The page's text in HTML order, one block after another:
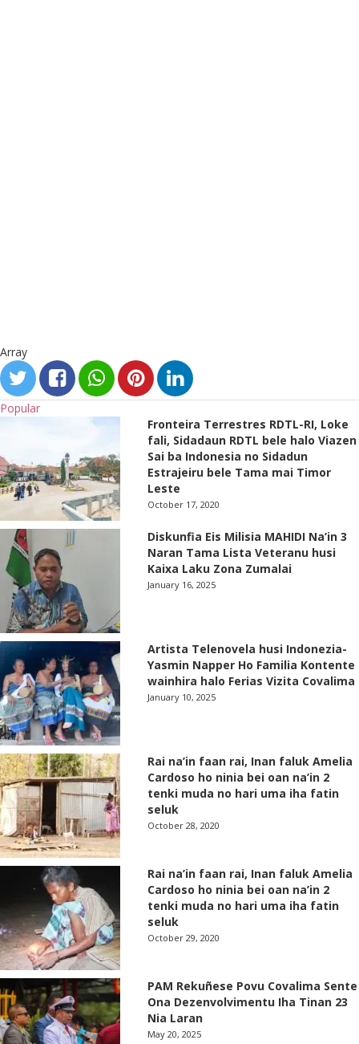
Array
Popular
Fronteira Terrestres RDTL-RI, Loke
fali, Sidadaun RDTL bele halo Viazen
Sai ba Indonesia no Sidadun
Estrajeiru bele Tama mai Timor
Leste
October 17, 2020
Diskunfia Eis Milisia MAHIDI Na’in 3
Naran Tama Lista Veteranu husi
Kaixa Laku Zona Zumalai
January 16, 2025
Artista Telenovela husi Indonezia-
Yasmin Napper Ho Familia Kontente
wainhira halo Ferias Vizita Covalima
January 10, 2025
Rai na’in faan rai, Inan faluk Amelia
Cardoso ho ninia bei oan na’in 2
tenki muda no hari uma iha fatin
seluk
October 28, 2020
Rai na’in faan rai, Inan faluk Amelia
Cardoso ho ninia bei oan na’in 2
tenki muda no hari uma iha fatin
seluk
October 29, 2020
PAM Rekuñese Povu Covalima Sente
Ona Dezenvolvimentu Iha Tinan 23
Nia Laran
May 20, 2025